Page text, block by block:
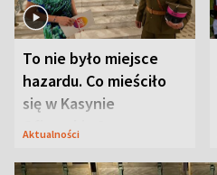
To nie było miejsce
hazardu. Co mieściło
się w Kasynie
Oficerskim?
Aktualności